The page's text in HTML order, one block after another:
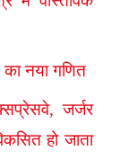
का नया गणित
जर्जर
हो जाता